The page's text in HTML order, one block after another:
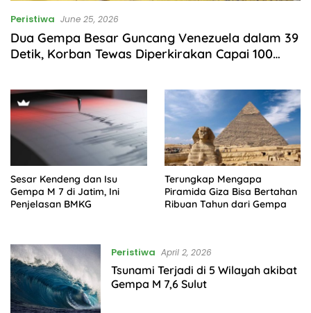
Peristiwa June 25, 2026
Dua Gempa Besar Guncang Venezuela dalam 39
Detik, Korban Tewas Diperkirakan Capai 100
Sesar Kendeng dan Isu
Gempa M 7 di Jatim, Ini
Penjelasan BMKG
Terungkap Mengapa
Piramida Giza Bisa Bertahan
Ribuan Tahun dari Gempa
Peristiwa April 2, 2026
Tsunami Terjadi di 5 Wilayah akibat
Gempa M 7,6 Sulut